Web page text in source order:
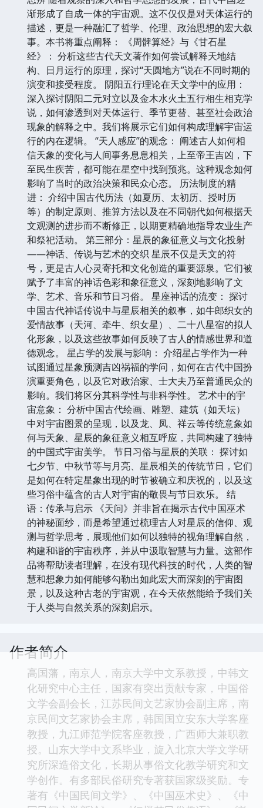
渐形成了自成一体的宇宙观。这不仅仅是对天体运行的
描述，更是一种融汇了哲学、伦理、政治思想的宏大叙
事。本书将重点阐释： 《周髀算经》与《甘石星
经》： 分析这些古代天文著作如何尝试解释天地结
构、日月运行的原理，探讨“天圆地方”说在不同时期的
演变和接受程度。 阴阳五行理论在天文学中的应用：
深入探讨阴阳二元对立以及金木水火土五行相生相克学
说，如何渗透到对天体运行、季节更替、甚至社会政治
现象的解释之中。我们将展示它们如何构成理解宇宙运
行的内在逻辑。 “天人感应”的观念： 阐述古人如何相
信天象的变化与人间事务息息相关，上至帝王吉凶，下
至民生疾苦，都可能在星空中找到预兆。这种观念如何
影响了当时的政治决策和民众心态。 历法制度的精
进： 介绍中国古代历法（如夏历、太初历、授时历
等）的制定原则、推算方法以及在不同朝代如何根据天
文观测的进步而不断修正，以期更精确地指导农业生产
和祭祀活动。 第三部分：星辰的象征意义与文化投射
——神话、传说与艺术的交织 星辰不仅是天文的符
号，更是古人心灵寄托和文化创造的重要源泉。它们被
赋予了丰富的神话色彩和象征意义，深刻地影响了文
学、艺术、音乐和节日习俗。 星座神话的流变： 探讨
中国古代神话传说中与星辰相关的叙事，如牛郎织女的
爱情故事（天河、牵牛、织女星）、二十八星宿的拟人
化形象，以及这些故事如何反映了古人的情感世界和道
德观念。 星占学的发展与影响： 介绍星占学作为一种
试图通过星象预测吉凶祸福的学问，如何在古代中国扮
演重要角色，以及它对政治家、士大夫乃至普通民众的
影响。我们将区分其科学性与非科学性。 艺术中的宇
宙意象： 分析中国古代绘画、雕塑、建筑（如天坛）
中对宇宙图景的呈现，以及龙、凤、祥云等传统意象如
何与天象、星辰的象征意义相互呼应，共同构建了独特
的中国式宇宙美学。 节日习俗与星辰的关联： 探讨如
七夕节、中秋节等与月亮、星辰相关的传统节日，它们
是如何在特定星象出现的时节被确立和庆祝的，以及这
些习俗中蕴含的古人对宇宙的敬畏与节日欢乐。 结
语：传承与启示 《天问》并非旨在揭示古代中国巫术
的神秘面纱，而是希望通过梳理古人对星辰的信仰、观
测与哲学思考，展现他们如何以独特的视角理解自然，
构建和谐的宇宙秩序，并从中汲取智慧与力量。这部作
品将帮助读者理解，在没有现代科技的时代，人类的智
慧和想象力如何能够勾勒出如此宏大而深刻的宇宙图
景，以及这种古老的宇宙观，在今天依然能给予我们关
于人类与自然关系的深刻启示。
作者简介
高国藩，南京人，南京大学中文系教授，中韩文
化研究中心主任，国家有突出贡献专家，中国俗
文学会副会长，江苏民间文艺家协会副主席，南
京民间文艺家协会主席，韩国国立安东大学客座
教授，九江师范学院客座教授，广西师大兼职教
授。山东大学中文系毕业，旋入北京大学文学研
究所深造俗文化，长期从事俗文化教学研究和文
学创作。有多部民俗研究专著获国家级奖励。专
著有《中国民间文学》、《中国巫术史》、《中